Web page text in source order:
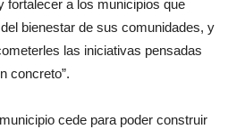
fortalecer a los municipios que
bienestar de sus comunidades, y
las iniciativas pensadas
concreto”.
cede para poder construir